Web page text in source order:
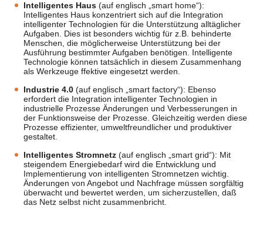
Intelligentes Haus (auf englisch „smart home“):
Intelligentes Haus konzentriert sich auf die Integration
intelligenter Technologien für die Unterstützung alltäglicher
Aufgaben. Dies ist besonders wichtig für z.B. behinderte
Menschen, die möglicherweise Unterstützung bei der
Ausführung bestimmter Aufgaben benötigen. Intelligente
Technologie können tatsächlich in diesem Zusammenhang
als Werkzeuge ffektive eingesetzt werden.
Industrie 4.0 (auf englisch „smart factory“): Ebenso
erfordert die Integration intelligenter Technologien in
industrielle Prozesse Änderungen und Verbesserungen in
der Funktionsweise der Prozesse. Gleichzeitig werden diese
Prozesse effizienter, umweltfreundlicher und produktiver
gestaltet.
Intelligentes Stromnetz (auf englisch „smart grid“): Mit
steigendem Energiebedarf wird die Entwicklung und
Implementierung von intelligenten Stromnetzen wichtig.
Änderungen von Angebot und Nachfrage müssen sorgfältig
überwacht und bewertet werden, um sicherzustellen, daß
das Netz selbst nicht zusammenbricht.